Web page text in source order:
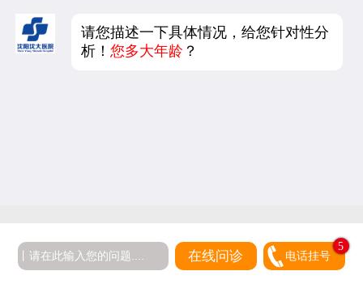
请您描述一下具体情况，给您针对性分
析！您多大年龄 ？
在线问诊 电话挂号
5